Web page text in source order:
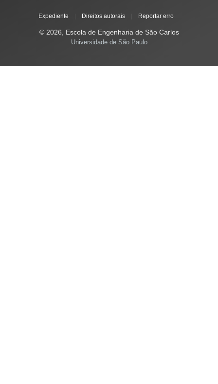
Expediente Direitos autorais Reportar erro
© 2026, Escola de Engenharia de São Carlos
Universidade de São Paulo